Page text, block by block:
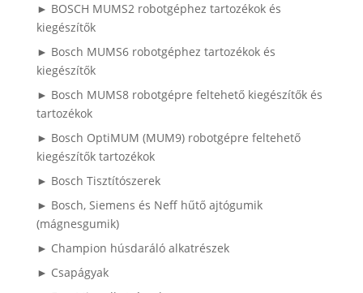
► BOSCH MUMS2 robotgéphez tartozékok és
kiegészítők
► Bosch MUMS6 robotgéphez tartozékok és
kiegészítők
► Bosch MUMS8 robotgépre feltehető kiegészítők és
tartozékok
► Bosch OptiMUM (MUM9) robotgépre feltehető
kiegészítők tartozékok
► Bosch Tisztítószerek
► Bosch, Siemens és Neff hűtő ajtógumik
(mágnesgumik)
► Champion húsdaráló alkatrészek
► Csapágyak